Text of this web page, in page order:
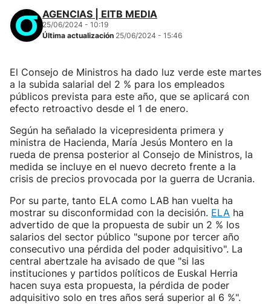
AGENCIAS | EITB MEDIA
25/06/2024 - 10:19
Última actualización 25/06/2024 - 15:46
El Consejo de Ministros ha dado luz verde este martes
a la subida salarial del 2 % para los empleados
públicos prevista para este año, que se aplicará con
efecto retroactivo desde el 1 de enero.
Según ha señalado la vicepresidenta primera y
ministra de Hacienda, María Jesús Montero en la
rueda de prensa posterior al Consejo de Ministros, la
medida se incluye en el nuevo decreto frente a la
crisis de precios provocada por la guerra de Ucrania.
Por su parte, tanto ELA como LAB han vuelta ha
mostrar su disconformidad con la decisión. ELA ha
advertido de que la propuesta de subir un 2 % los
salarios del sector público "supone por tercer año
consecutivo una pérdida del poder adquisitivo". La
central abertzale ha avisado de que "si las
instituciones y partidos políticos de Euskal Herria
hacen suya esta propuesta, la pérdida de poder
adquisitivo solo en tres años será superior al 6 %".